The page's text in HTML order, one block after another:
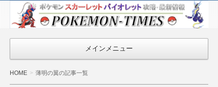
ポケモン最新
情報まとめ
『POKEMON-
TIMES』
メインメニュー
HOME 薄明の翼の記事一覧